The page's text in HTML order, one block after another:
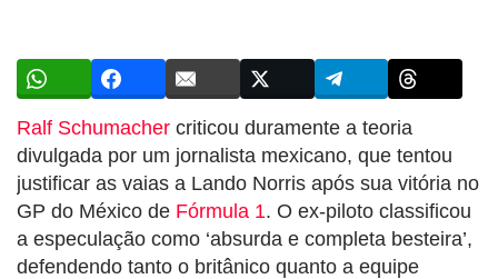
Ralf Schumacher criticou duramente a teoria
divulgada por um jornalista mexicano, que tentou
justificar as vaias a Lando Norris após sua vitória no
GP do México de Fórmula 1. O ex-piloto classificou
a especulação como ‘absurda e completa besteira’,
defendendo tanto o britânico quanto a equipe